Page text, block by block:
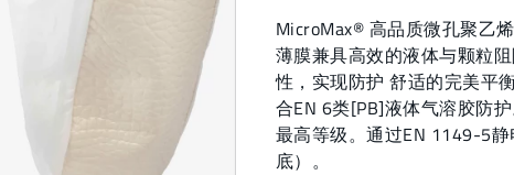
MicroMax® 高品质微孔聚乙
薄膜兼具高效的液体与颗粒
性，实现防护 舒适的完美平
合EN 6类[PB]液体气溶胶防
最高等级。通过EN 1149-5
底）。